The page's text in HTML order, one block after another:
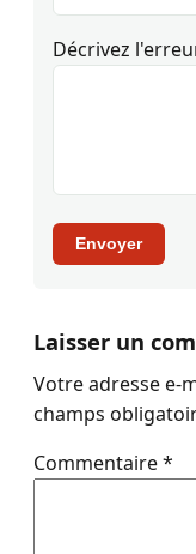
Décrivez
Envoyer
Laisser un
Votre adresse e-
champs
Commentaire*